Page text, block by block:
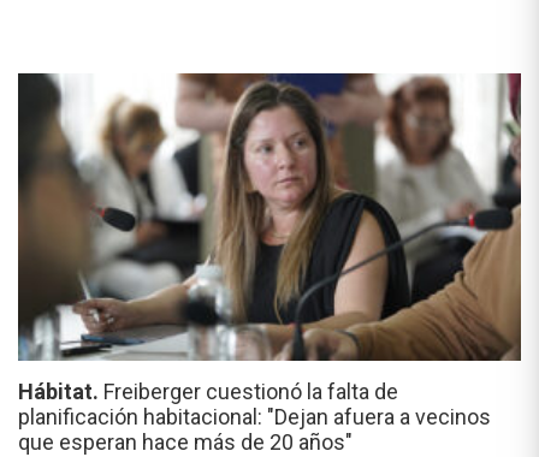
Hábitat. Freiberger cuestionó la falta de
planificación habitacional: "Dejan afuera a vecinos
que esperan hace más de 20 años"